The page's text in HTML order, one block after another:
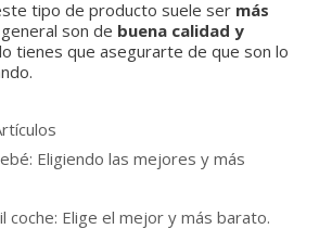
tipo de producto suele ser más
son de buena calidad y
tienes que asegurarte de que son lo
Eligiendo las mejores y más
coche: Elige el mejor y más barato.